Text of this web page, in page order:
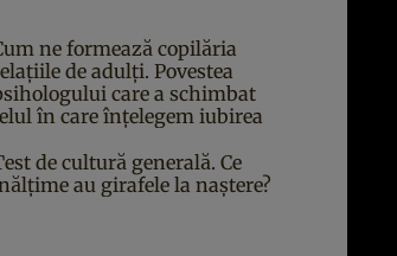
ne formează copilăria
de adulți. Povestea
care a schimbat
în care înțelegem iubirea
de cultură generală. Ce
au girafele la naștere?